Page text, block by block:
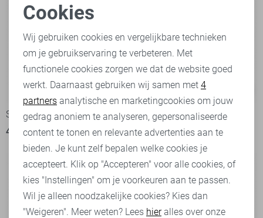
-30%
Superdry sweater
45,50 64,99
Superdry sweater
45,50 64,99
Noodzakelijke cookies
Personalisatie cookies
Analytische cookies
Marketing cookies
Cookies
Wij gebruiken cookies en vergelijkbare technieken
om je gebruikservaring te verbeteren. Met
functionele cookies zorgen we dat de website goed
werkt. Daarnaast gebruiken wij samen met 4
partners analytische en marketingcookies om jouw
gedrag anoniem te analyseren, gepersonaliseerde
content te tonen en relevante advertenties aan te
bieden. Je kunt zelf bepalen welke cookies je
accepteert. Klik op "Accepteren" voor alle cookies, of
kies "Instellingen" om je voorkeuren aan te passen.
Wil je alleen noodzakelijke cookies? Kies dan
"Weigeren". Meer weten? Lees hieralles over onze